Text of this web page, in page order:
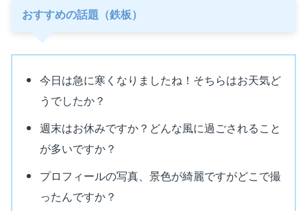
おすすめの話題（鉄板）
今日は急に寒くなりましたね！そちらはお天気ど
うでしたか？
週末はお休みですか？どんな風に過ごされること
が多いですか？
プロフィールの写真、景色が綺麗ですがどこで撮
ったんですか？